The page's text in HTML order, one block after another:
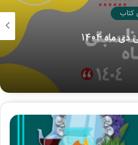
گزیده‌ای است از کتاب «رحمت
مرحوم آیت‌الله بهجت در باب
کتاب
ماه ۱۴۰۴